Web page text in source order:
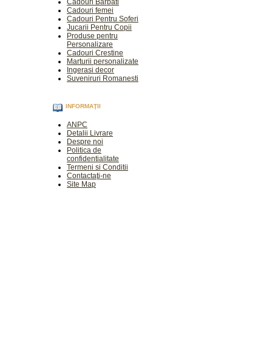
Cadouri Barbati
Cadouri femei
Cadouri Pentru Soferi
Jucarii Pentru Copii
Produse pentru
Personalizare
Cadouri Crestine
Marturii personalizate
Ingerasi decor
Suveniruri Romanesti
INFORMAŢII
ANPC
Detalii Livrare
Despre noi
Politica de
confidentialitate
Termeni si Conditii
Contactaţi-ne
Site Map